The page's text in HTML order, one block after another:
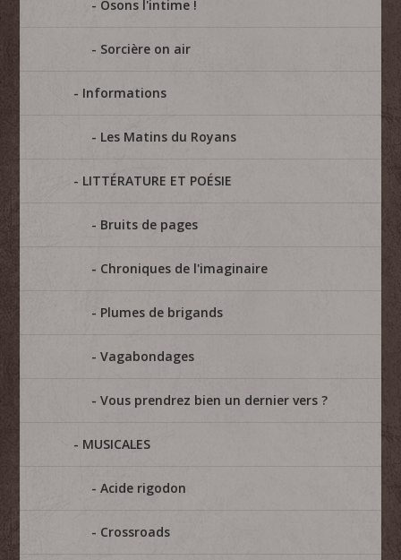
Osons l'intime !
Sorcière on air
Informations
Les Matins du Royans
LITTÉRATURE ET POÉSIE
Bruits de pages
Chroniques de l'imaginaire
Plumes de brigands
Vagabondages
Vous prendrez bien un dernier vers ?
MUSICALES
Acide rigodon
Crossroads